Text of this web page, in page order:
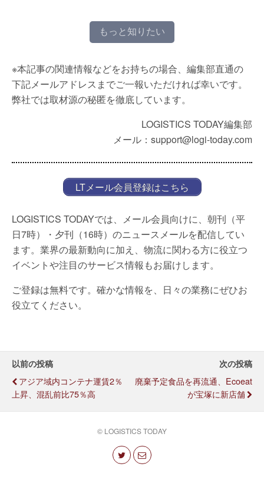
もっと知りたい
※本記事の関連情報などをお持ちの場合、編集部直通の
下記メールアドレスまでご一報いただければ幸いです。
弊社では取材源の秘匿を徹底しています。
LOGISTICS TODAY編集部
メール：support@logi-today.com
LTメール会員登録はこちら
LOGISTICS TODAYでは、メール会員向けに、朝刊（平
日7時）・夕刊（16時）のニュースメールを配信してい
ます。業界の最新動向に加え、物流に関わる方に役立つ
イベントや注目のサービス情報もお届けします。
ご登録は無料です。確かな情報を、日々の業務にぜひお
役立てください。
以前の投稿
アジア域内コンテナ運賃2％
上昇、混乱前比75％高
次の投稿
廃棄予定食品を再流通、ecoeat
が宝塚に新店舗
© LOGISTICS TODAY